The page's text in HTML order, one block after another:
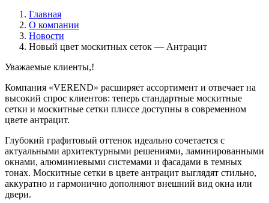
Главная
О компании
Новости
Новый цвет москитных сеток — Антрацит
Уважаемые клиенты,!
Компания «VEREND» расширяет ассортимент и отвечает на
высокий спрос клиентов: теперь стандартные москитные
сетки и москитные сетки плиссе доступны в современном
цвете антрацит.
Глубокий графитовый оттенок идеально сочетается с
актуальными архитектурными решениями, ламинированными
окнами, алюминиевыми системами и фасадами в темных
тонах. Москитные сетки в цвете антрацит выглядят стильно,
аккуратно и гармонично дополняют внешний вид окна или
двери.